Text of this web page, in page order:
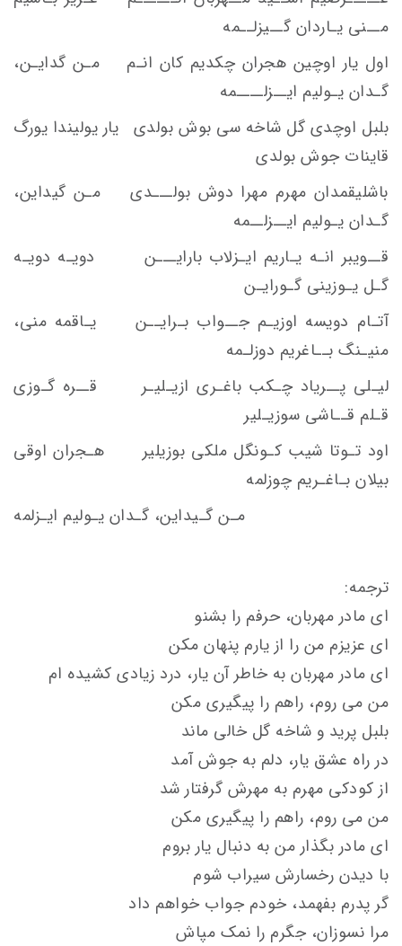
مــنی يـاردان گــيزلــمه
اول يار اوچين هجران چکديم کان انـم مـن گدايـن،
گـدان يـوليم ايــزلــــمه
بلبل اوچدی گل شاخه سی بوش بولدی يار يوليندا يورگ
قاينات جوش بولدی
باشليقمدان مهرم مهرا دوش بولـــدی مـن گيداين،
گـدان يـوليم ايــزلــمه
قــويبر انـه يـاريم ايـزلاب بارايـــن دويـه دويـه
گـل يـوزينی گـورايـن
آتـام دويسه اوزيـم جــواب بـرايــن يـاقمه منی،
منيـنگ بــاغريم دوزلـمه
ليـلی پــرياد چـکب باغـری ازيـليـر قــره گـوزی
قـلم قــاشی سوزيـلير
اود تـوتا شيب کـونگل ملکی بوزيلير هـجران اوقی
بيلان بـاغـريم چوزلمه
مـن گـيداين، گـدان يـوليم ايـزلمه
ترجمه:
ای مادر مهربان، حرفم را بشنو
ای عزيزم من را از يارم پنهان مکن
ای مادر مهربان به خاطر آن يار، درد زيادی کشيده ام
من می روم، راهم را پيگيری مکن
بلبل پريد و شاخه گل خالی ماند
در راه عشق يار، دلم به جوش آمد
از کودکی مهرم به مهرش گرفتار شد
من می روم، راهم را پيگيری مکن
ای مادر بگذار من به دنبال يار بروم
با ديدن رخسارش سيراب شوم
گر پدرم بفهمد، خودم جواب خواهم داد
مرا نسوزان، جگرم را نمک مپاش